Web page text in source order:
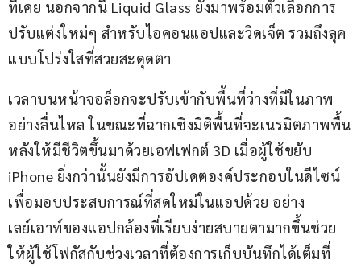
ที่เคย นอกจากนี้ Liquid Glass ยังมาพร้อมตัวเลือกการ
ปรับแต่งใหม่ๆ สำหรับไอคอนแอปและวิดเจ็ต รวมถึงลุค
แบบโปร่งใสที่สวยสะดุดตา
เวลาบนหน้าจอล็อกจะปรับเข้ากับพื้นที่ว่างที่มีในภาพ
อย่างลื่นไหล ในขณะที่ฉากเชิงมิติพื้นที่จะเนรมิตภาพพื้น
หลังให้มีชีวิตขึ้นมาด้วยเอฟเฟกต์ 3D เมื่อผู้ใช้ขยับ
iPhone ยิ่งกว่านั้นยังมีการอัปเดตองค์ประกอบในดีไซน์
เพื่อมอบประสบการณ์ที่สดใหม่ในแอปด้วย อย่าง
เลย์เอาท์ของแอปกล้องที่เรียบง่ายสบายตามากขึ้นช่วย
ให้ผู้ใช้โฟกัสกับช่วงเวลาที่ต้องการเก็บบันทึกได้เต็มที่